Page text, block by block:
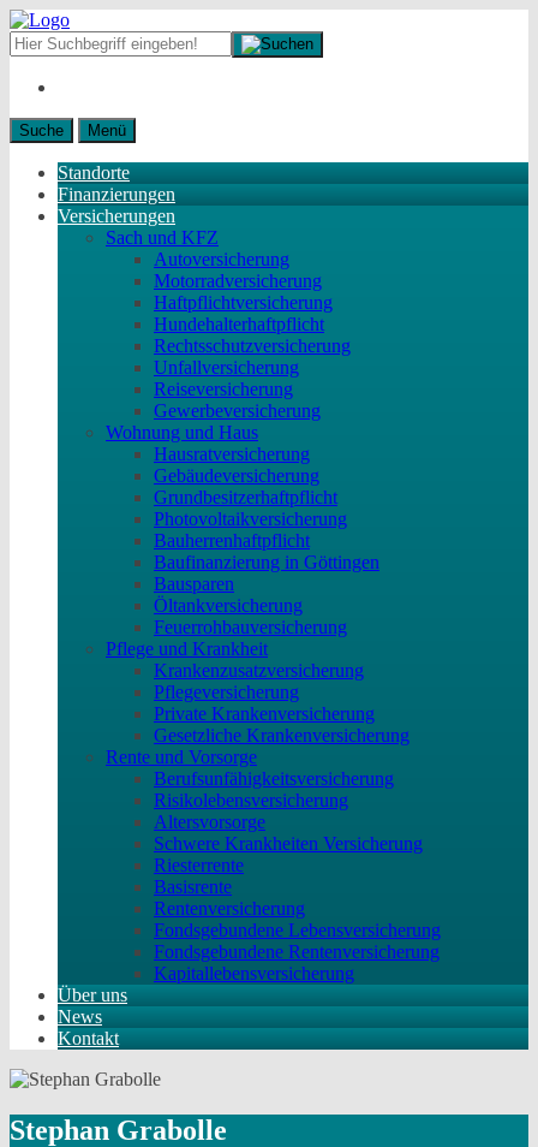
Suche Menü
Standorte
Finanzierungen
Versicherungen
Sach und KFZ
Autoversicherung
Motorradversicherung
Haftpflichtversicherung
Hundehalterhaftpflicht
Rechtsschutzversicherung
Unfallversicherung
Reiseversicherung
Gewerbeversicherung
Wohnung und Haus
Hausratversicherung
Gebäudeversicherung
Grundbesitzerhaftpflicht
Photovoltaikversicherung
Bauherrenhaftpflicht
Baufinanzierung in Göttingen
Bausparen
Öltankversicherung
Feuerrohbauversicherung
Pflege und Krankheit
Krankenzusatzversicherung
Pflegeversicherung
Private Krankenversicherung
Gesetzliche Krankenversicherung
Rente und Vorsorge
Berufs­unfähigkeitsversicherung
Risikolebensversicherung
Altersvorsorge
Schwere Krankheiten Versicherung
Riesterrente
Basisrente
Rentenversicherung
Fondsgebundene Lebensversicherung
Fondsgebundene Rentenversicherung
Kapitallebensversicherung
Über uns
News
Kontakt
Stephan Grabolle